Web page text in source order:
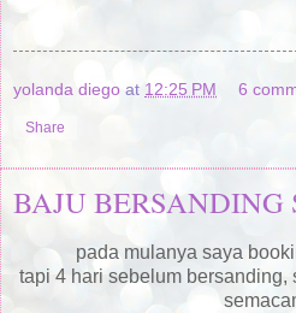
yolanda diego at 12:25 PM 6
Share
BAJU BERSANDING
pada mulanya saya
tapi 4 hari sebelum bersanding,